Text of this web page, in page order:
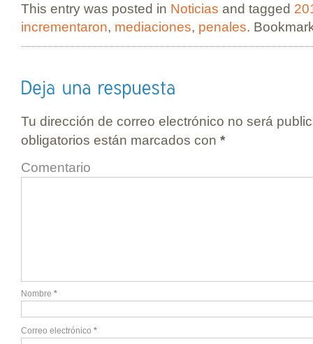
This entry was posted in Noticias and tagged
incrementaron, mediaciones, penales.
Tu dirección de correo electrónico no será
obligatorios están marcados con *
Comentario
Nombre *
Correo electrónico *